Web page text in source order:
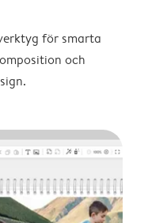
för smarta
och